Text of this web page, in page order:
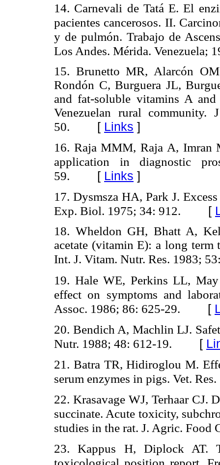
14. Carnevali de Tatá E. El
pacientes cancerosos. II.
y de pulmón. Trabajo de
Los Andes. Mérida. Venezuela;
15. Brunetto MR, Alarcón
Rondón C, Burguera JL,
and fat-soluble vitamins A
Venezuelan rural
50. [ Links ]
16. Raja MMM, Raja A, Imran
application in diagnostic
59. [ Links ]
17. Dysmsza HA, Park J.
Exp. Biol. 1975; 34: 912. [
18. Wheldon GH, Bhatt A,
acetate (vitamin E): a long
Int. J. Vitam. Nutr. Res. 1983;
19. Hale WE, Perkins LL,
effect on symptoms and
Assoc. 1986; 86: 625-29. [
20. Bendich A, Machlin LJ.
Nutr. 1988; 48: 612-19. [
21. Batra TR, Hidiroglou M.
serum enzymes in pigs. Vet.
22. Krasavage WJ, Terhaar CJ.
succinate. Acute toxicity,
studies in the rat. J. Agric. Food
23.
Kappus H, Diplock AT.